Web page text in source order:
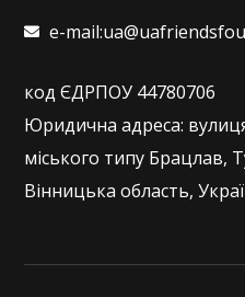
e-
код ЄДРПОУ 44780706
Юридична адреса:
міського типу Брацлав,
Вінницька область,